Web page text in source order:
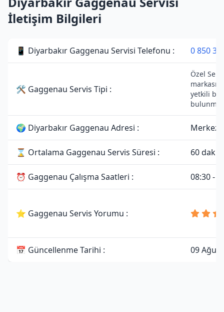
İletişim Bilgileri
📱 Diyarbakır Gaggenau Servisi Telefonu : 0 850
🛠 Gaggenau Servis Tipi :
Özel
markası
yetkili
🌍 Diyarbakır Gaggenau Adresi : Merkez,
⌛ Ortalama Gaggenau Servis Süresi : 60
⏰ Gaggenau Çalışma Saatleri : 08:30 -
⭐ Gaggenau Servis Yorumu :
📅 Güncellenme Tarihi : 09